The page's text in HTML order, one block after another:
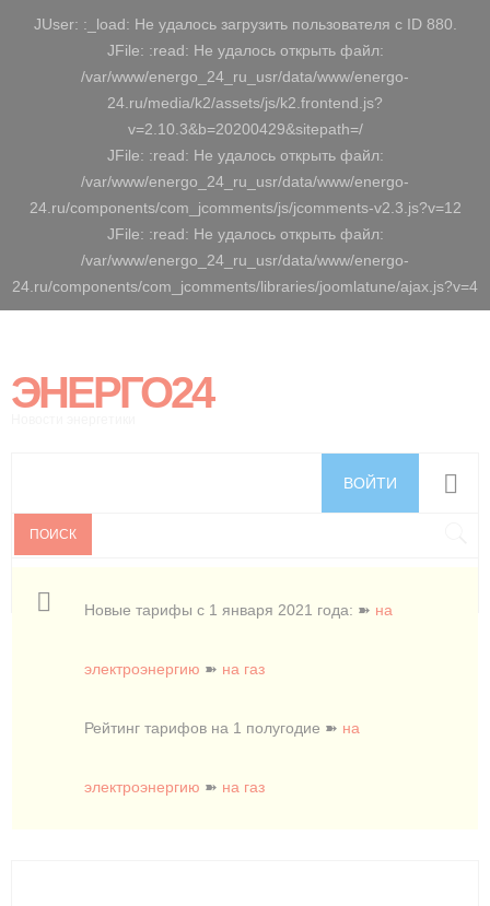
JUser: :_load: Не удалось загрузить пользователя с ID 880.
JFile: :read: Не удалось открыть файл:
/var/www/energo_24_ru_usr/data/www/energo-
24.ru/media/k2/assets/js/k2.frontend.js?
v=2.10.3&b=20200429&sitepath=/
JFile: :read: Не удалось открыть файл:
/var/www/energo_24_ru_usr/data/www/energo-
24.ru/components/com_jcomments/js/jcomments-v2.3.js?v=12
JFile: :read: Не удалось открыть файл:
/var/www/energo_24_ru_usr/data/www/energo-
24.ru/components/com_jcomments/libraries/joomlatune/ajax.js?v=4
ЭНЕРГО24
ВОЙТИ
Новые тарифы с 1 января 2021 года: ➽ на
электроэнергию ➽ на газ
Рейтинг тарифов на 1 полугодие ➽ на
электроэнергию ➽ на газ
ПОИСК